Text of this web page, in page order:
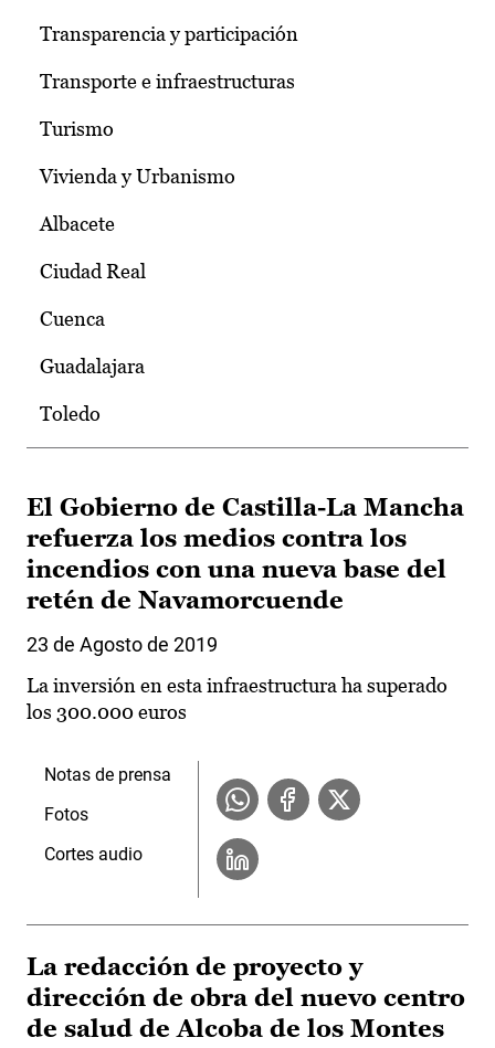
Transparencia y participación
Transporte e infraestructuras
Turismo
Vivienda y Urbanismo
Albacete
Ciudad Real
Cuenca
Guadalajara
Toledo
El Gobierno de Castilla-La Mancha
refuerza los medios contra los
incendios con una nueva base del
retén de Navamorcuende
23 de Agosto de 2019
La inversión en esta infraestructura ha superado
los 300.000 euros
Notas de prensa
Fotos
Cortes audio
La redacción de proyecto y
dirección de obra del nuevo centro
de salud de Alcoba de los Montes